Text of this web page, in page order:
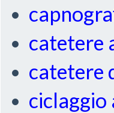
catetere
catetere